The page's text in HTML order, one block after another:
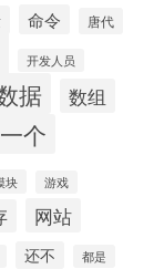
命令 唐代
开发人员
据 数组
个
块 游戏
网站
还不 都是